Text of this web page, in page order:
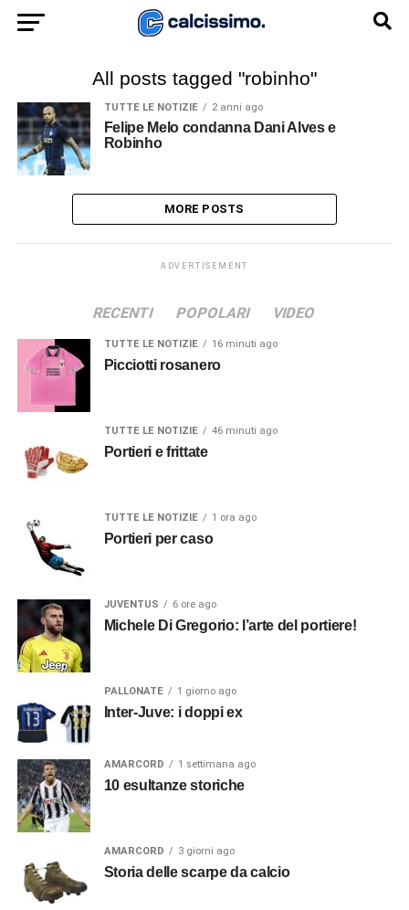
All posts tagged "robinho"
TUTTE LE NOTIZIE 2 anni ago
Felipe Melo condanna Dani Alves e
Robinho
MORE POSTS
ADVERTISEMENT
RECENTI POPOLARI VIDEO
TUTTE LE NOTIZIE 16 minuti ago
Picciotti rosanero
TUTTE LE NOTIZIE 46 minuti ago
Portieri e frittate
TUTTE LE NOTIZIE 1 ora ago
Portieri per caso
JUVENTUS 6 ore ago
Michele Di Gregorio: l’arte del portiere!
PALLONATE 1 giorno ago
Inter-Juve: i doppi ex
AMARCORD 1 settimana ago
10 esultanze storiche
AMARCORD 3 giorni ago
Storia delle scarpe da calcio